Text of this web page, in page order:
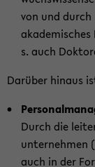
von und
s. auch
Dar­über hin­aus
Durch die
un­ter­neh­men (
auch in der